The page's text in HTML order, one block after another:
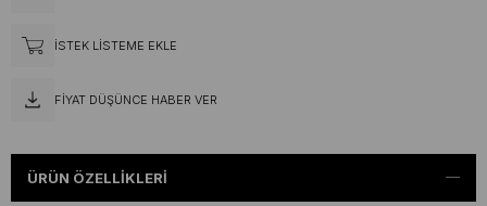
İSTEK LISTEME EKLE
FIYAT DÜŞÜNCE HABER VER
ÜRÜN ÖZELLIKLERI